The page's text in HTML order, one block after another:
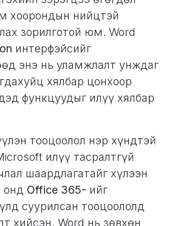
хоорондын нийцтэй
зорилготой юм. Word
интерфэйсийг
энэ нь уламжлалт унждаг
хялбар цонхоор
функцуудыг илүү хялбар
тооцоолол нэр хүндтэй
илүү тасралтгүй
шаардлагатайг хүлээн
онд Office 365- ийг
суурилсан тооцоололд
хийсэн. Word нь зөвхөн